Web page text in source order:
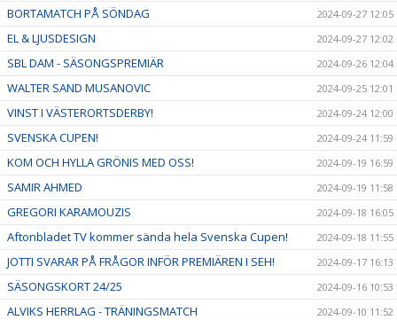
BORTAMATCH PÅ SÖNDAG 2024-09-27 12:05
EL & LJUSDESIGN 2024-09-27 12:02
SBL DAM - SÄSONGSPREMIÄR 2024-09-26 12:04
WALTER SAND MUSANOVIC 2024-09-25 12:01
VINST I VÄSTERORTSDERBY! 2024-09-24 12:00
SVENSKA CUPEN! 2024-09-24 11:59
KOM OCH HYLLA GRÖNIS MED OSS! 2024-09-19 16:59
SAMIR AHMED 2024-09-19 11:58
GREGORI KARAMOUZIS 2024-09-18 16:05
Aftonbladet TV kommer sända hela Svenska Cupen! 2024-09-18 11:55
JOTTI SVARAR PÅ FRÅGOR INFÖR PREMIÄREN I SEH! 2024-09-17 16:13
SÄSONGSKORT 24/25 2024-09-16 10:53
ALVIKS HERRLAG - TRÄNINGSMATCH 2024-09-10 11:52